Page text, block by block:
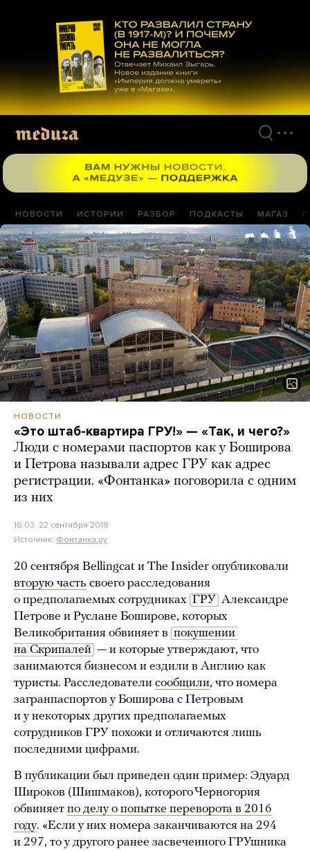
материалам
НОВОСТИ ИСТОРИИ РАЗБОР ПОДКАСТЫ МАГАЗ
НОВОСТИ
«Это штаб-квартира ГРУ!» — «Так, и чего?»
Люди с номерами паспортов как у Боширова
и Петрова называли адрес ГРУ как адрес
регистрации. «Фонтанка» поговорила с одним
из них
16:03, 22 сентября 2018
Источник: Фонтанка.ру
20 сентября Bellingcat и The Insider опубликовали
вторую часть своего расследования
о предполагаемых сотрудниках ГРУ Александре
Петрове и Руслане Боширове, которых
Великобритания обвиняет в покушении
на Скрипалей — и которые утверждают, что
занимаются бизнесом и ездили в Англию как
туристы. Расследователи сообщили, что номера
загранпаспортов у Боширова с Петровым
и у некоторых других предполагаемых
сотрудников ГРУ похожи и отличаются лишь
последними цифрами.
В публикации был приведен один пример: Эдуард
Широков (Шишмаков), которого Черногория
обвиняет по делу о попытке переворота в 2016
году. «Если у них номера заканчиваются на 294
и 297, то у другого ранее засвеченного ГРУшника